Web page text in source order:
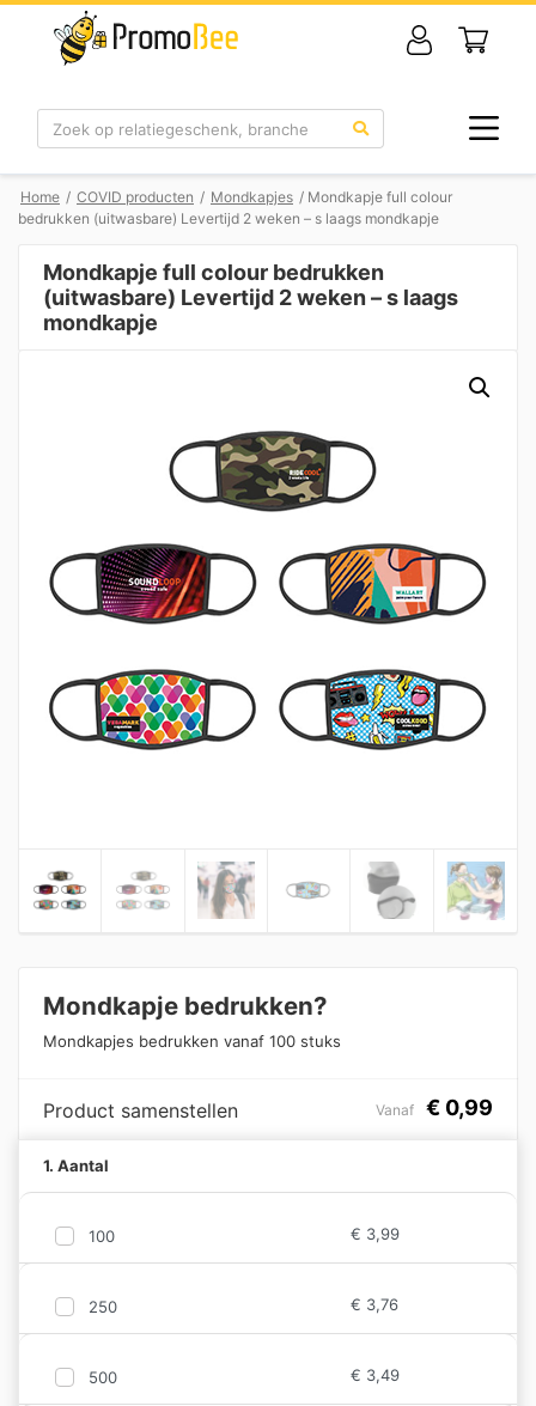
Zoek
Home / COVID producten / Mondkapjes / Mondkapje full colour
bedrukken (uitwasbare) Levertijd 2 weken – s laags mondkapje
Mondkapje full colour bedrukken
(uitwasbare) Levertijd 2 weken – s laags
mondkapje
Mondkapje bedrukken?
Mondkapjes bedrukken vanaf 100 stuks
Product samenstellen Vanaf € 0,99
1. Aantal
100 € 3,99
250 € 3,76
500 € 3,49